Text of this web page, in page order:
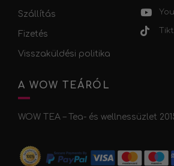
Szállítás
Fizetés
Visszaküldési politika
A WOW TEÁRÓL
WOW TEA – Tea- és wellnessüzlet